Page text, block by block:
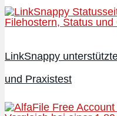
LinkSnappy
und Praxistest